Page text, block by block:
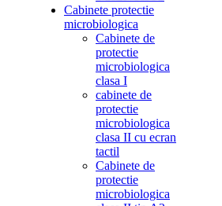
Cabinete protectie
microbiologica
Cabinete de
protectie
microbiologica
clasa I
cabinete de
protectie
microbiologica
clasa II cu ecran
tactil
Cabinete de
protectie
microbiologica